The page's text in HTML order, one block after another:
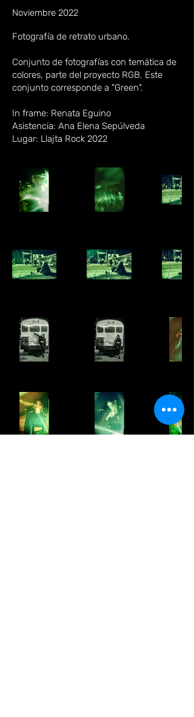
Noviembre 2022
Fotografía de retrato urbano.
Conjunto de fotografías con temática de
colores, parte del proyecto RGB. Este
conjunto corresponde a "Green".
In frame: Renata Eguino
Asistencia: Ana Elena Sepúlveda
Lugar: Llajta Rock 2022